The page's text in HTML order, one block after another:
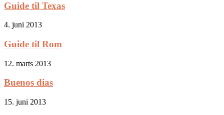
Guide til Texas
4. juni 2013
Guide til Rom
12. marts 2013
Buenos dias
15. juni 2013